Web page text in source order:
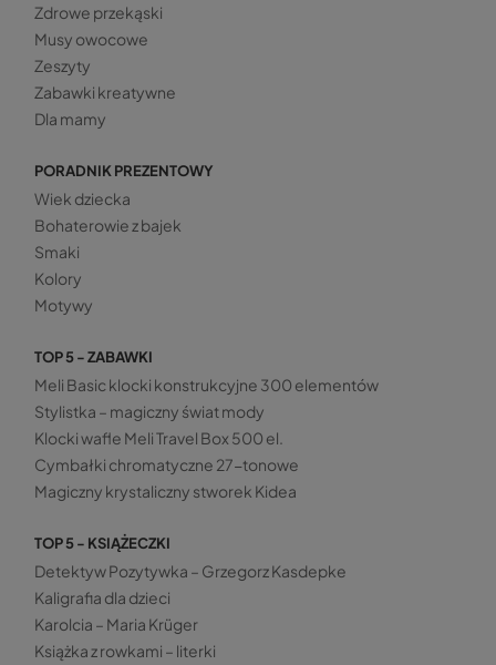
Zdrowe przekąski
Musy owocowe
Zeszyty
Zabawki kreatywne
Dla mamy
PORADNIK PREZENTOWY
Wiek dziecka
Bohaterowie z bajek
Smaki
Kolory
Motywy
TOP 5 - ZABAWKI
Meli Basic klocki konstrukcyjne 300 elementów
Stylistka – magiczny świat mody
Klocki wafle Meli Travel Box 500 el.
Cymbałki chromatyczne 27-tonowe
Magiczny krystaliczny stworek Kidea
TOP 5 - KSIĄŻECZKI
Detektyw Pozytywka – Grzegorz Kasdepke
Kaligrafia dla dzieci
Karolcia – Maria Krüger
Książka z rowkami – literki